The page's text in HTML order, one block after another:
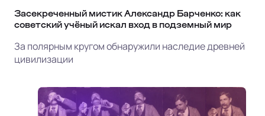
Засекреченный мистик Александр Барченко: как
советский учёный искал вход в подземный мир
За полярным кругом обнаружили наследие древней
цивилизации